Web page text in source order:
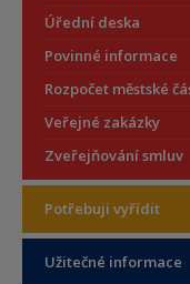
Úřední deska
Povinné informace
Rozpočet městské
Veřejné zakázky
Zveřejňování smluv
Potřebuji vyřídit
Užitečné informace